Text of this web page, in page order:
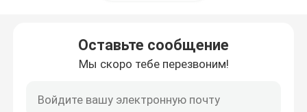
высокотемпературный воздушный фильтр
плиссированные воздушные фильтры
Оставьте сообщение
Мы скоро тебе перезвоним!